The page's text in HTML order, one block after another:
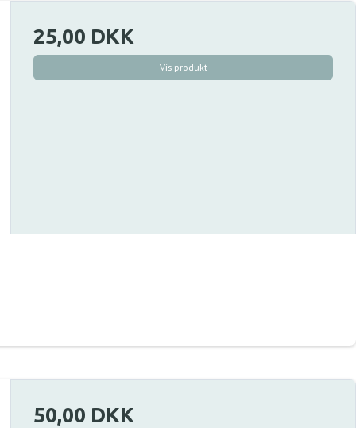
25,00 DKK
Vis produkt
50,00 DKK